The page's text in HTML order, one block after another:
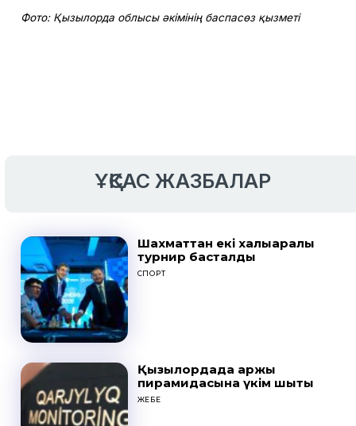
Фото: Қызылорда облысы әкімінің баспасөз қызметі
ҰҚСАС ЖАЗБАЛАР
Шахматтан екі халықаралық
турнир басталды
СПОРТ
Қызылордада қаржы
пирамидасына үкім шықты
ЖЕБЕ